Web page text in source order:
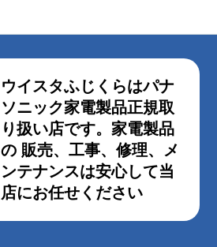
ウイスタふじくらはパナ
ソニック家電製品正規取
り扱い店です。家電製品
の 販売、工事、修理、メ
ンテナンスは安心して当
店にお任せください